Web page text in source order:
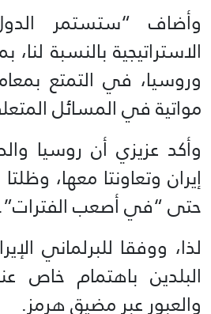
وأضاف “ستستمر
الاستراتيجية بالنسبة
وروسيا، في التمتع
مواتية في المسائل
وأكد عزيزي أن روسيا
إيران وتعاونتا معها،
حتى “في أصعب الفترات”.
لذا، ووفقا للبرلماني
البلدين باهتمام خاص
والعبور عبر مضيق هرمز.